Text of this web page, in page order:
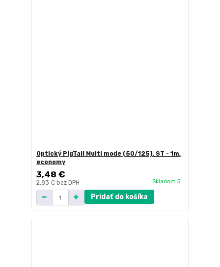
Optický PigTail Multi mode (50/125), ST - 1m,
economy
3,48 €
2,83 € bez DPH Skladom 5
Pridať do košíka